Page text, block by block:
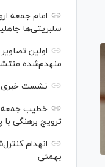
امام جمعه
سلبریتی‌ها
منهدم‌شده
نشست خبری
خطیب جمعه
ترویج برهنگی
انهدام
بهمئی